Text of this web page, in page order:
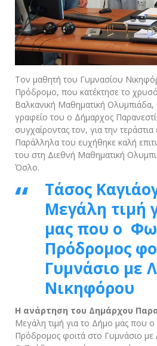
Τον μαθητή του Γυμνασίου
Πρόδρομο, που κατέκτησε το
Βαλκανική Μαθηματική
γραφείο του ο Δήμαρχος
συγχαίροντας τον, για την τεράστια
Παράλληλα του ευχήθηκε καλή
του στη Διεθνή Μαθηματική
Όσλο.
Τάσος
Μεγάλη τιμή
μας που ο
Πρόδρομος
Γυμνάσιο με
Νικηφόρου
Η ανάρτηση του Δημάρχου
Μεγάλη τιμή για το Δήμο μας που
Πρόδρομος φοιτά στο Γυμνάσιο